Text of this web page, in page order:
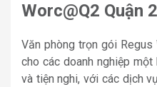
Worc@Q2 Quận 2
Văn phòng trọn gói Regus
cho các doanh nghiệp
và tiện nghi, với các dịch